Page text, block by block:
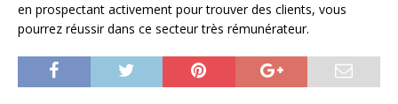
en prospectant activement pour trouver des clients, vous
pourrez réussir dans ce secteur très rémunérateur.